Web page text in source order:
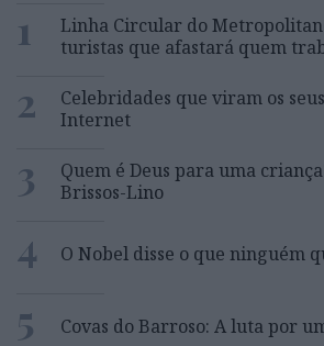
1
Linha Circular do
turistas que afastará quem
2
Celebridades que viram os
Internet
3
Quem é Deus para uma
Brissos-Lino
4 O Nobel disse o que ninguém
5 Covas do Barroso: A luta por